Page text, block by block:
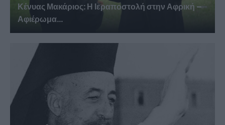
Κένυας Μακάριος: Η Ιεραποστολή στην Αφρική –
Αφιέρωμα...